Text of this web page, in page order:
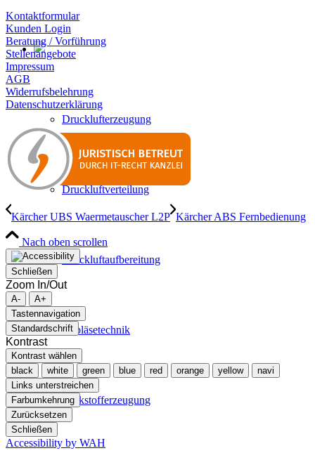
Drucklufterzeugung
Druckluftverteilung
Druckluftaufbereitung
Gebläsetechnik
Stickstofferzeugung
Kontaktformular
Kunden Login
Beratung / Vorführung
Stellenangebote
Impressum
AGB
Widerrufsbelehrung
Datenschutzerklärung
Kärcher UBS Waermetauscher L2P Kärcher ABS Fernbedienung
Nach oben scrollen
Schließen
Zoom In/Out
A-
A+
Tastennavigation
Standardschrift
Kontrast
Kontrast wählen
black
white green blue red orange yellow
navi
Links unterstreichen
Farbumkehrung
Zurücksetzen
Schließen
Accessibility by WAH